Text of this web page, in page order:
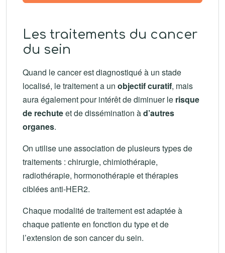
Les traitements du cancer
du sein
Quand le cancer est diagnostiqué à un stade
localisé, le traitement a un objectif curatif, mais
aura également pour intérêt de diminuer le risque
de rechuteet de dissémination àd’autres
organes.
On utilise une association de plusieurs types de
traitements : chirurgie, chimiothérapie,
radiothérapie, hormonothérapie et thérapies
ciblées anti-HER2.
Chaque modalité de traitement est adaptée à
chaque patiente en fonction du type et de
l’extension de son cancer du sein.